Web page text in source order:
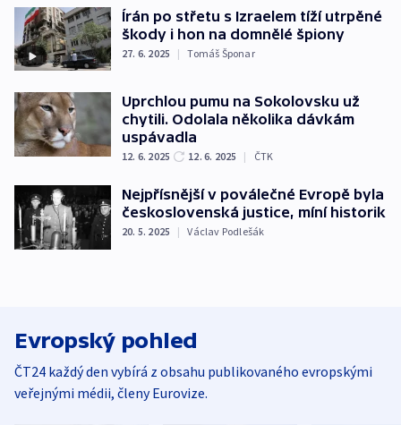
Írán po střetu s Izraelem tíží utrpěné
škody i hon na domnělé špiony
27. 6. 2025 | Tomáš Šponar
Uprchlou pumu na Sokolovsku už
chytili. Odolala několika dávkám
uspávadla
12. 6. 2025 12. 6. 2025 | ČTK
Nejpřísnější v poválečné Evropě byla
československá justice, míní historik
20. 5. 2025 | Václav Podlešák
Evropský pohled
ČT24 každý den vybírá z obsahu publikovaného evropskými
veřejnými médii, členy Eurovize.